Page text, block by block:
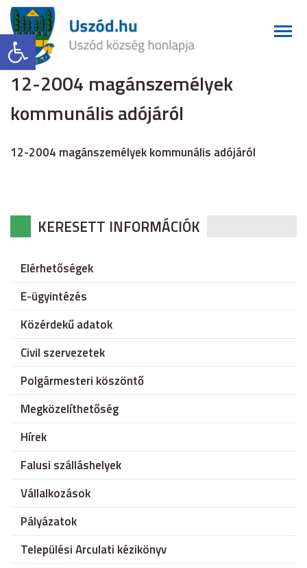
Eszköztár megnyitása
12-2004 magánszemélyek
kommunális adójáról
12-2004 magánszemélyek kommunális adójáról
KERESETT INFORMÁCIÓK
Elérhetőségek
E-ügyintézés
Közérdekű adatok
Civil szervezetek
Polgármesteri köszöntő
Megközelíthetőség
Hírek
Falusi szálláshelyek
Vállalkozások
Pályázatok
Települési Arculati kézikönyv